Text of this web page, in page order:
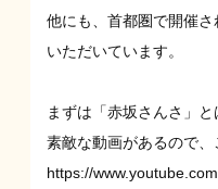
他にも、首都圏で開催
いただいています。
まずは「赤坂さんさ」と
素敵な動画があるので、
https://